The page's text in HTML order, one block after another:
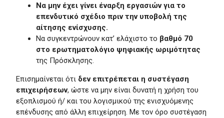
Να μην έχει γίνει έναρξη εργασιών για το
επενδυτικό σχέδιο πριν την υποβολή της
αίτησης ενίσχυσης.
Να συγκεντρώνουν κατ’ ελάχιστο το βαθμό 70
στο ερωτηματολόγιο ψηφιακής ωριμότητας
της Πρόσκλησης.
Επισημαίνεται ότι δεν επιτρέπεται η συστέγαση
επιχειρήσεων, ώστε να μην είναι δυνατή η χρήση του
εξοπλισμού ή/ και του λογισμικού της ενισχυόμενης
επένδυσης από άλλη επιχείρηση. Με τον όρο συστέγαση